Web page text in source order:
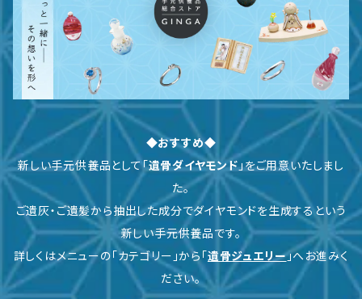
◆おすすめ◆
新しい手元供養品として「遺骨ダイヤモンド」をご用意いたしまし
た。
ご遺灰・ご遺髪から抽出した成分でダイヤモンドを生成するという
新しい手元供養品です。
詳しくはメニューの「カテゴリー」から「遺骨ジュエリー」へお進みく
ださい。